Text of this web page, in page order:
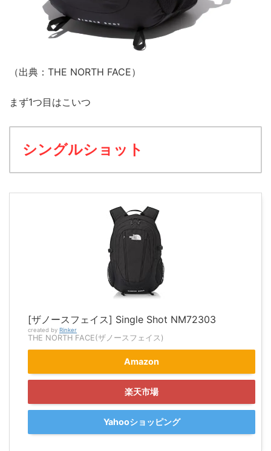
（出典：THE NORTH FACE）
まず1つ目はこいつ
シングルショット
[ザノースフェイス] Single Shot NM72303
created by Rinker
THE NORTH FACE(ザノースフェイス)
Amazon
楽天市場
Yahooショッピング